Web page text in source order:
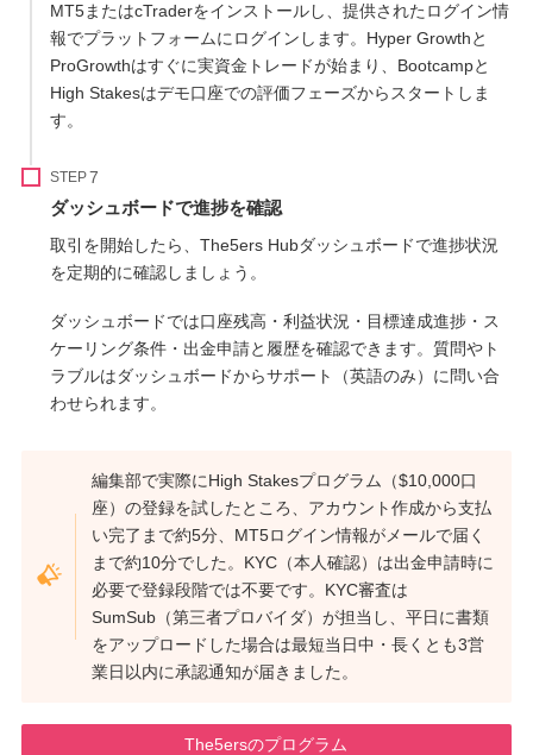
MT5またはcTraderをインストールし、提供されたログイン情
報でプラットフォームにログインします。Hyper Growthと
ProGrowthはすぐに実資金トレードが始まり、Bootcampと
High Stakesはデモ口座での評価フェーズからスタートしま
す。
STEP
ダッシュボードで進捗を確認
取引を開始したら、The5ers Hubダッシュボードで進捗状況
を定期的に確認しましょう。
ダッシュボードでは口座残高・利益状況・目標達成進捗・ス
ケーリング条件・出金申請と履歴を確認できます。質問やト
ラブルはダッシュボードからサポート（英語のみ）に問い合
わせられます。
編集部で実際にHigh Stakesプログラム（$10,000口
座）の登録を試したところ、アカウント作成から支払
い完了まで約5分、MT5ログイン情報がメールで届く
まで約10分でした。KYC（本人確認）は出金申請時に
必要で登録段階では不要です。KYC審査は
SumSub（第三者プロバイダ）が担当し、平日に書類
をアップロードした場合は最短当日中・長くとも3営
業日以内に承認通知が届きました。
The5ersのプログラム